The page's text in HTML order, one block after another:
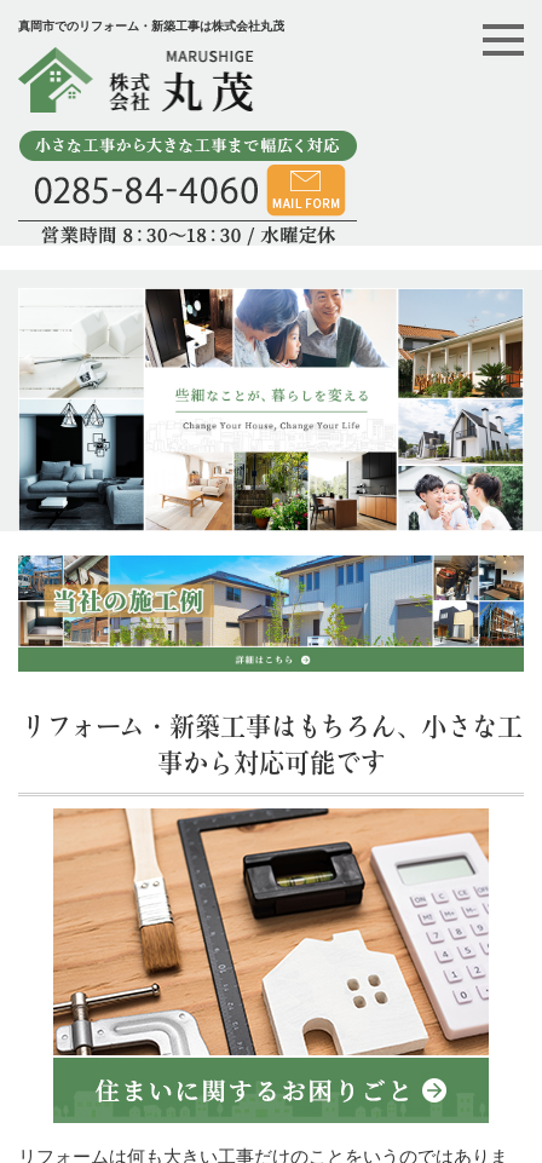
真岡市でのリフォーム・新築工事は株式会社丸茂
リフォーム・新築工事はもちろん、小さな工
事から対応可能です
リフォームは何も大きい工事だけのことをいうのではありま